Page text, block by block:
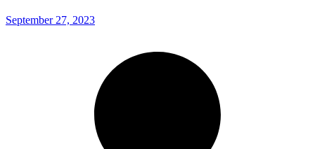
September 27, 2023